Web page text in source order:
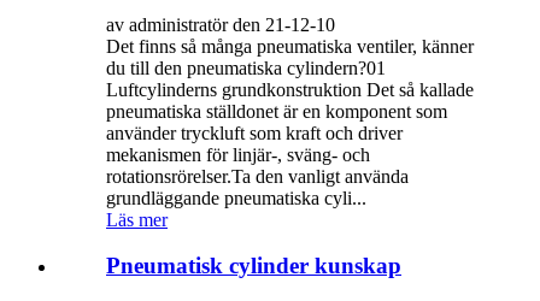
av administratör den 21-12-10
Det finns så många pneumatiska ventiler, känner
du till den pneumatiska cylindern?01
Luftcylinderns grundkonstruktion Det så kallade
pneumatiska ställdonet är en komponent som
använder tryckluft som kraft och driver
mekanismen för linjär-, sväng- och
rotationsrörelser.Ta den vanligt använda
grundläggande pneumatiska cyli...
Läs mer
Pneumatisk cylinder kunskap